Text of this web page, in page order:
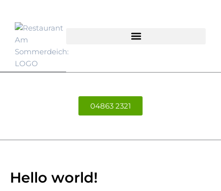
springen
04863 2321
Hello world!